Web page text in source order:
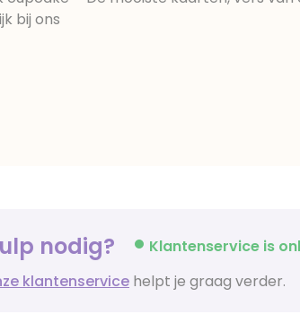
bij ons
nodig?
Klantenservice is
klantenservice helpt je graag verder.